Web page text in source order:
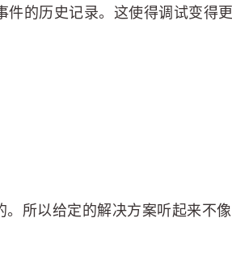
的历史记录。这使得调试变得更
所以给定的解决方案听起来不像